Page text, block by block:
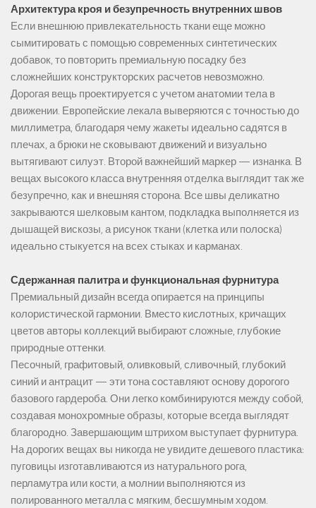
Архитектура кроя и безупречность внутренних швов
Если внешнюю привлекательность ткани еще можно
сымитировать с помощью современных синтетических
добавок, то повторить премиальную посадку без
сложнейших конструкторских расчетов невозможно.
Дорогая вещь проектируется с учетом анатомии тела в
движении. Европейские лекала выверяются с точностью до
миллиметра, благодаря чему жакеты идеально садятся в
плечах, а брюки не сковывают движений и визуально
вытягивают силуэт. Второй важнейший маркер — изнанка. В
вещах высокого класса внутренняя отделка выглядит так же
безупречно, как и внешняя сторона. Все швы деликатно
закрываются шелковым кантом, подкладка выполняется из
дышащей вискозы, а рисунок ткани (клетка или полоска)
идеально стыкуется на всех стыках и карманах.
Сдержанная палитра и функциональная фурнитура
Премиальный дизайн всегда опирается на принципы
колористической гармонии. Вместо кислотных, кричащих
цветов авторы коллекций выбирают сложные, глубокие
природные оттенки.
Песочный, графитовый, оливковый, сливочный, глубокий
синий и антрацит — эти тона составляют основу дорогого
базового гардероба. Они легко комбинируются между собой,
создавая монохромные образы, которые всегда выглядят
благородно. Завершающим штрихом выступает фурнитура.
На дорогих вещах вы никогда не увидите дешевого пластика:
пуговицы изготавливаются из натурального рога,
перламутра или кости, а молнии выполняются из
полированного металла с мягким, бесшумным ходом.